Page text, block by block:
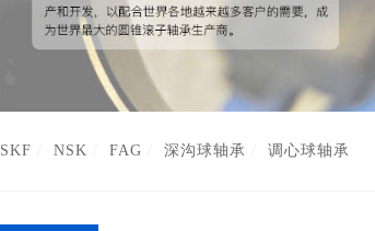
SKF NSK FAG 深沟球轴承 调心球轴承